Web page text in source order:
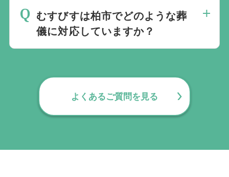
むすびすは柏市でどのような葬
儀に対応していますか？
対応しています。
よくあるご質問を見る